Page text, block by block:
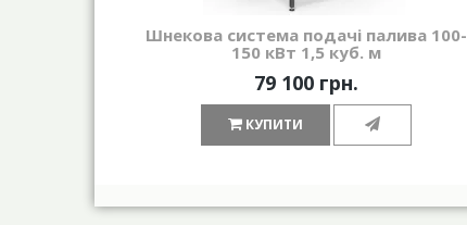
Шнекова система подачі палива 100-
150 кВт 1,5 куб. м
79 100 грн.
КУПИТИ